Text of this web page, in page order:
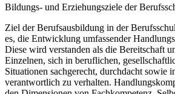
Bildungs- und Erziehungsziele der
Ziel der Berufsausbildung in der
es, die Entwicklung umfassender
Diese wird verstanden als die Bereitschaft
Einzelnen, sich in beruflichen,
Situationen sachgerecht, durchdacht sowie
verantwortlich zu verhalten.